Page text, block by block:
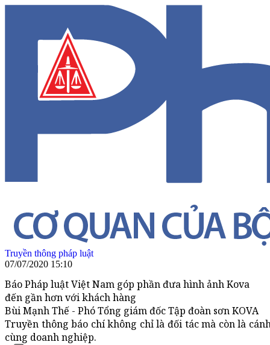
Truyền thông pháp luật
07/07/2020 15:10
Báo Pháp luật Việt Nam góp phần đưa hình ảnh Kova
đến gần hơn với khách hàng
Bùi Mạnh Thế - Phó Tổng giám đốc Tập đoàn sơn KOVA
Truyền thông báo chí không chỉ là đối tác mà còn là
cùng doanh nghiệp.